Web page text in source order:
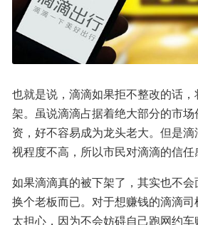
也就是说，滴滴如果拒不整改的话
架。虽说滴滴占据着绝大部分的市
资，好不容易成为龙头老大。但是
视程度不高，所以市民对滴滴的信任
如果滴滴真的被下架了，其实也不
换个老板而已。对于想赚钱的滴滴
太担心，因为不会妨碍自己跑网约